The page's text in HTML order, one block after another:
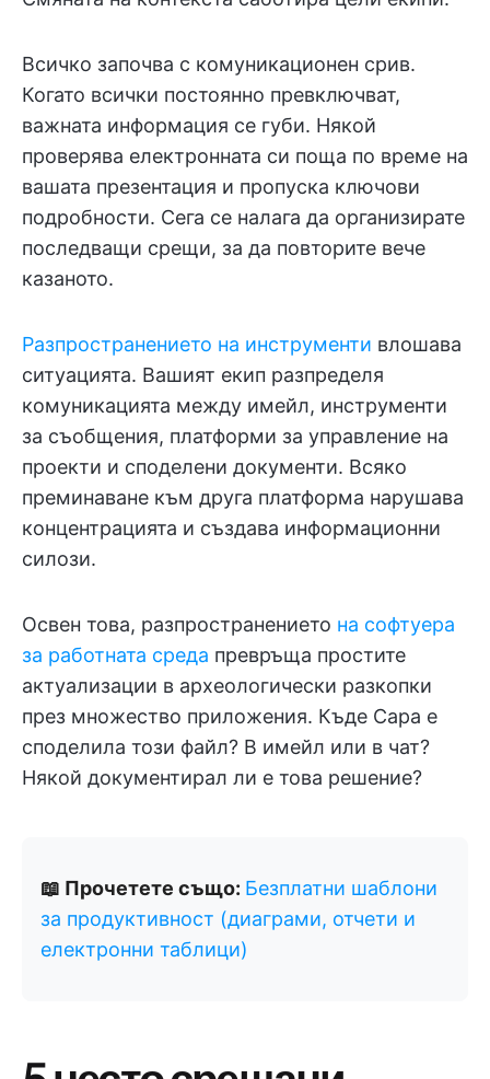
Всичко започва с комуникационен срив.
Когато всички постоянно превключват,
важната информация се губи. Някой
проверява електронната си поща по време на
вашата презентация и пропуска ключови
подробности. Сега се налага да организирате
последващи срещи, за да повторите вече
казаното.
Разпространението на инструменти влошава
ситуацията. Вашият екип разпределя
комуникацията между имейл, инструменти
за съобщения, платформи за управление на
проекти и споделени документи. Всяко
преминаване към друга платформа нарушава
концентрацията и създава информационни
силози.
Освен това, разпространението на софтуера
за работната среда превръща простите
актуализации в археологически разкопки
през множество приложения. Къде Сара е
споделила този файл? В имейл или в чат?
Някой документирал ли е това решение?
📖 Прочетете също: Безплатни шаблони
за продуктивност (диаграми, отчети и
електронни таблици)